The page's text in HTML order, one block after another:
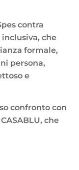
contra
che
formale,
persona,
e
confronto con
che